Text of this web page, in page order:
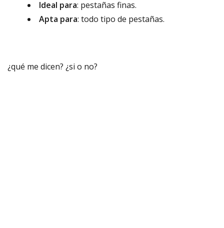
Ideal para: pestañas finas.
Apta para: todo tipo de pestañas.
¿qué me dicen? ¿si o no?